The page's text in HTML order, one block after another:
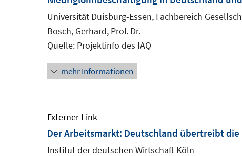
Universität Duisburg-Essen, Fachbereich
Bosch, Gerhard, Prof. Dr.
Quelle: Projektinfo des IAQ
mehr Informationen
Externer Link
Der Arbeitsmarkt: Deutschland übertreibt die
Institut der deutschen Wirtschaft Köln